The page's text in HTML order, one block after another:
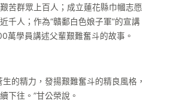
苦群眾上百人；成立蓮花縣巾幗志愿
千人；作為“贛鄱白色娘子軍”的宣講
萬學員講述父輩艱難奮斗的故事。
的精力，發揚艱難奮斗的精良風格，
下往。”甘公榮說。